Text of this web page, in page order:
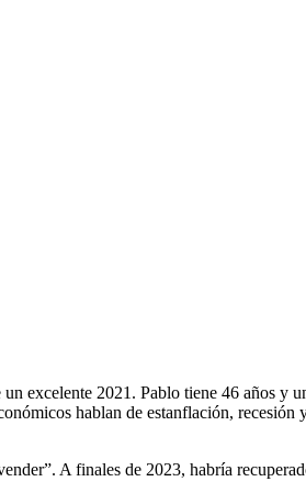
excelente 2021. Pablo tiene 46 años y
hablan de estanflación,
A finales de 2023, habría